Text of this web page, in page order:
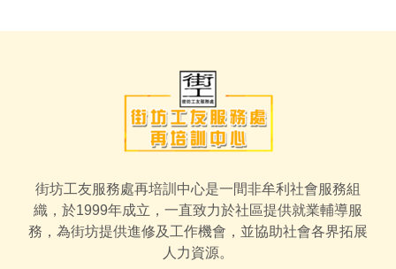
街坊工友服務處再培訓中心是一間非牟利社會服務組
織，於1999年成立，一直致力於社區提供就業輔導服
務，為街坊提供進修及工作機會，並協助社會各界拓展
人力資源。